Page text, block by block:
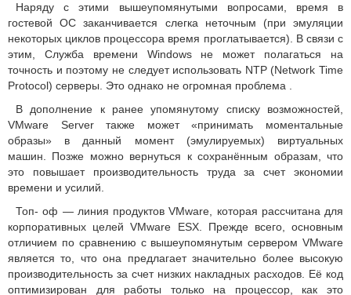
Наряду с этими вышеупомянутыми вопросами, время в
гостевой ОС заканчивается слегка неточным (при эмуляции
некоторых циклов процессора время проглатывается). В связи с
этим, Служба времени Windows не может полагаться на
точность и поэтому не следует использовать NTP (Network Time
Protocol) серверы. Это однако не огромная проблема .
В дополнение к ранее упомянутому списку возможностей,
VMware Server также может «принимать моментальные
образы» в данный момент (эмулируемых) виртуальных
машин. Позже можно вернуться к сохранённым образам, что
это повышает производительность труда за счет экономии
времени и усилий.
Топ- оф — линия продуктов VMware, которая рассчитана для
корпоративных целейVMware ESX. Прежде всего, основным
отличием по сравнению с вышеупомянутым сервером VMware
является то, что она предлагает значительно более высокую
производительность за счет низких накладных расходов. Её код
оптимизирован для работы только на процессор, как это